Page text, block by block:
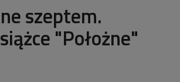
szeptem.
"Położne"